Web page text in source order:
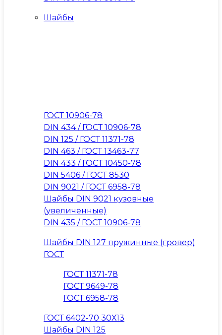
Шайбы
ГОСТ 10906-78
DIN 434 / ГОСТ 10906-78
DIN 125 / ГОСТ 11371-78
DIN 463 / ГОСТ 13463-77
DIN 433 / ГОСТ 10450-78
DIN 5406 / ГОСТ 8530
DIN 9021 / ГОСТ 6958-78
Шайбы DIN 9021 кузовные
(увеличенные)
DIN 435 / ГОСТ 10906-78
Шайбы DIN 127 пружинные (гровер)
ГОСТ
ГОСТ 11371-78
ГОСТ 9649-78
ГОСТ 6958-78
ГОСТ 6402-70 30Х13
Шайбы DIN 125